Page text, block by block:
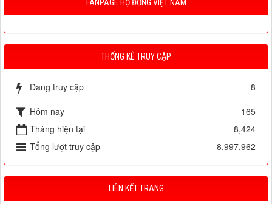
FANPAGE HỌ ĐỒNG VIỆT NAM
THỐNG KÊ TRUY CẬP
Đang truy cập
8
Hôm nay
165
Tháng hiện tại
8,424
Tổng lượt truy cập
8,997,962
LIÊN KẾT TRANG